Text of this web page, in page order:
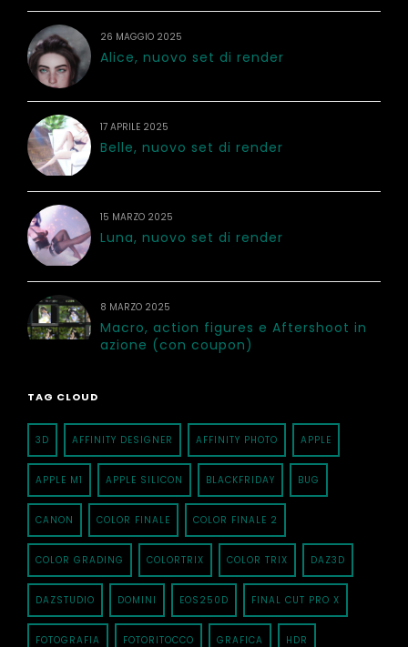
26 MAGGIO 2025
Alice, nuovo set di render
17 APRILE 2025
Belle, nuovo set di render
15 MARZO 2025
Luna, nuovo set di render
8 MARZO 2025
Macro, action figures e Aftershoot in
azione (con coupon)
TAG CLOUD
3D AFFINITY DESIGNER AFFINITY PHOTO APPLE
APPLE M1 APPLE SILICON BLACKFRIDAY BUG
CANON COLOR FINALE COLOR FINALE 2
COLOR GRADING COLORTRIX COLOR TRIX DAZ3D
DAZSTUDIO DOMINI EOS250D FINAL CUT PRO X
FOTOGRAFIA FOTORITOCCO GRAFICA HDR